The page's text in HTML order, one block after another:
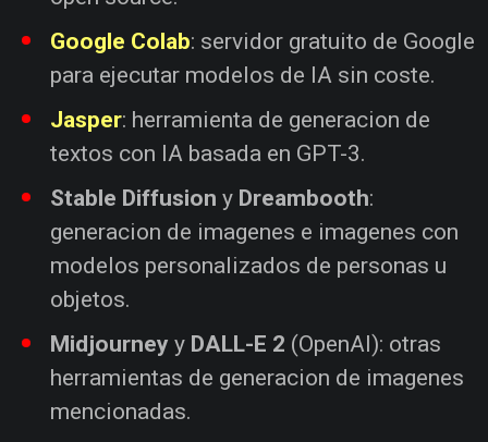
Google Colab: servidor gratuito de Google
para ejecutar modelos de IA sin coste.
Jasper: herramienta de generacion de
textos con IA basada en GPT-3.
Stable Diffusion y Dreambooth:
generacion de imagenes e imagenes con
modelos personalizados de personas u
objetos.
Midjourney y DALL-E 2 (OpenAI): otras
herramientas de generacion de imagenes
mencionadas.